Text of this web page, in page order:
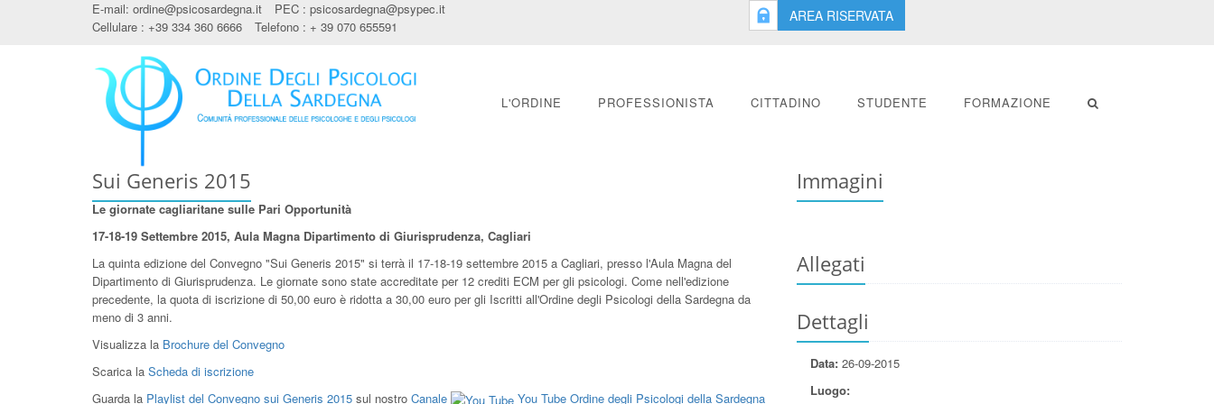
E-mail: ordine@psicosardegna.it PEC : psicosardegna@psypec.it
Cellulare : +39 334 360 6666
Telefono : + 39 070 655591
AREA RISERVATA
L'ORDINE PROFESSIONISTA CITTADINO STUDENTE FORMAZIONE
Sui Generis 2015
Le giornate cagliaritane sulle Pari Opportunità
17-18-19 Settembre 2015, Aula Magna Dipartimento di Giurisprudenza, Cagliari
La quinta edizione del Convegno "Sui Generis 2015" si terrà il 17-18-19 settembre 2015 a Cagliari, presso l'Aula Magna del
Dipartimento di Giurisprudenza. Le giornate sono state accreditate per 12 crediti ECM per gli psicologi. Come nell'edizione
precedente, la quota di iscrizione di 50,00 euro è ridotta a 30,00 euro per gli Iscritti all'Ordine degli Psicologi della Sardegna da
meno di 3 anni.
Visualizza la Brochure del Convegno
Scarica la Scheda di iscrizione
Guarda la Playlist del Convegno sui Generis 2015 sul nostro Canale You Tube Ordine degli Psicologi della Sardegna
Immagini
Allegati
Dettagli
Data: 26-09-2015
Luogo: